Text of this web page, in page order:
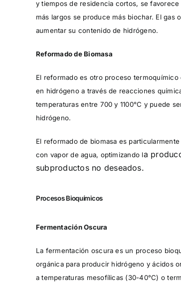
y tiempos de residencia cortos, se
más largos se produce más biochar. El
aumentar su contenido de hidrógeno.
Reformado de Biomasa
El reformado es otro proceso
en hidrógeno a través de reacciones
temperaturas entre 700 y 1100°C y puede
hidrógeno.
El reformado de biomasa es
con vapor de agua, optimizando la
subproductos no deseados.
Procesos Bioquímicos
Fermentación Oscura
La fermentación oscura es un proceso
orgánica para producir hidrógeno y ácidos
a temperaturas mesofílicas (30-40°C) o